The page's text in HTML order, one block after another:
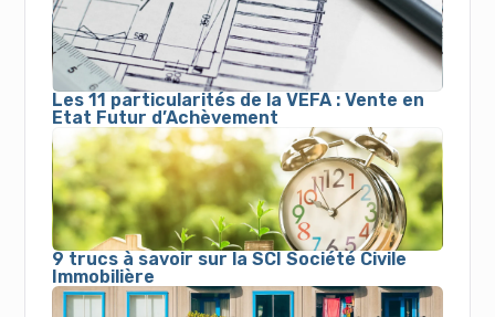
Les 11 particularités de la VEFA : Vente en
Etat Futur d’Achèvement
9 trucs à savoir sur la SCI Société Civile
Immobilière